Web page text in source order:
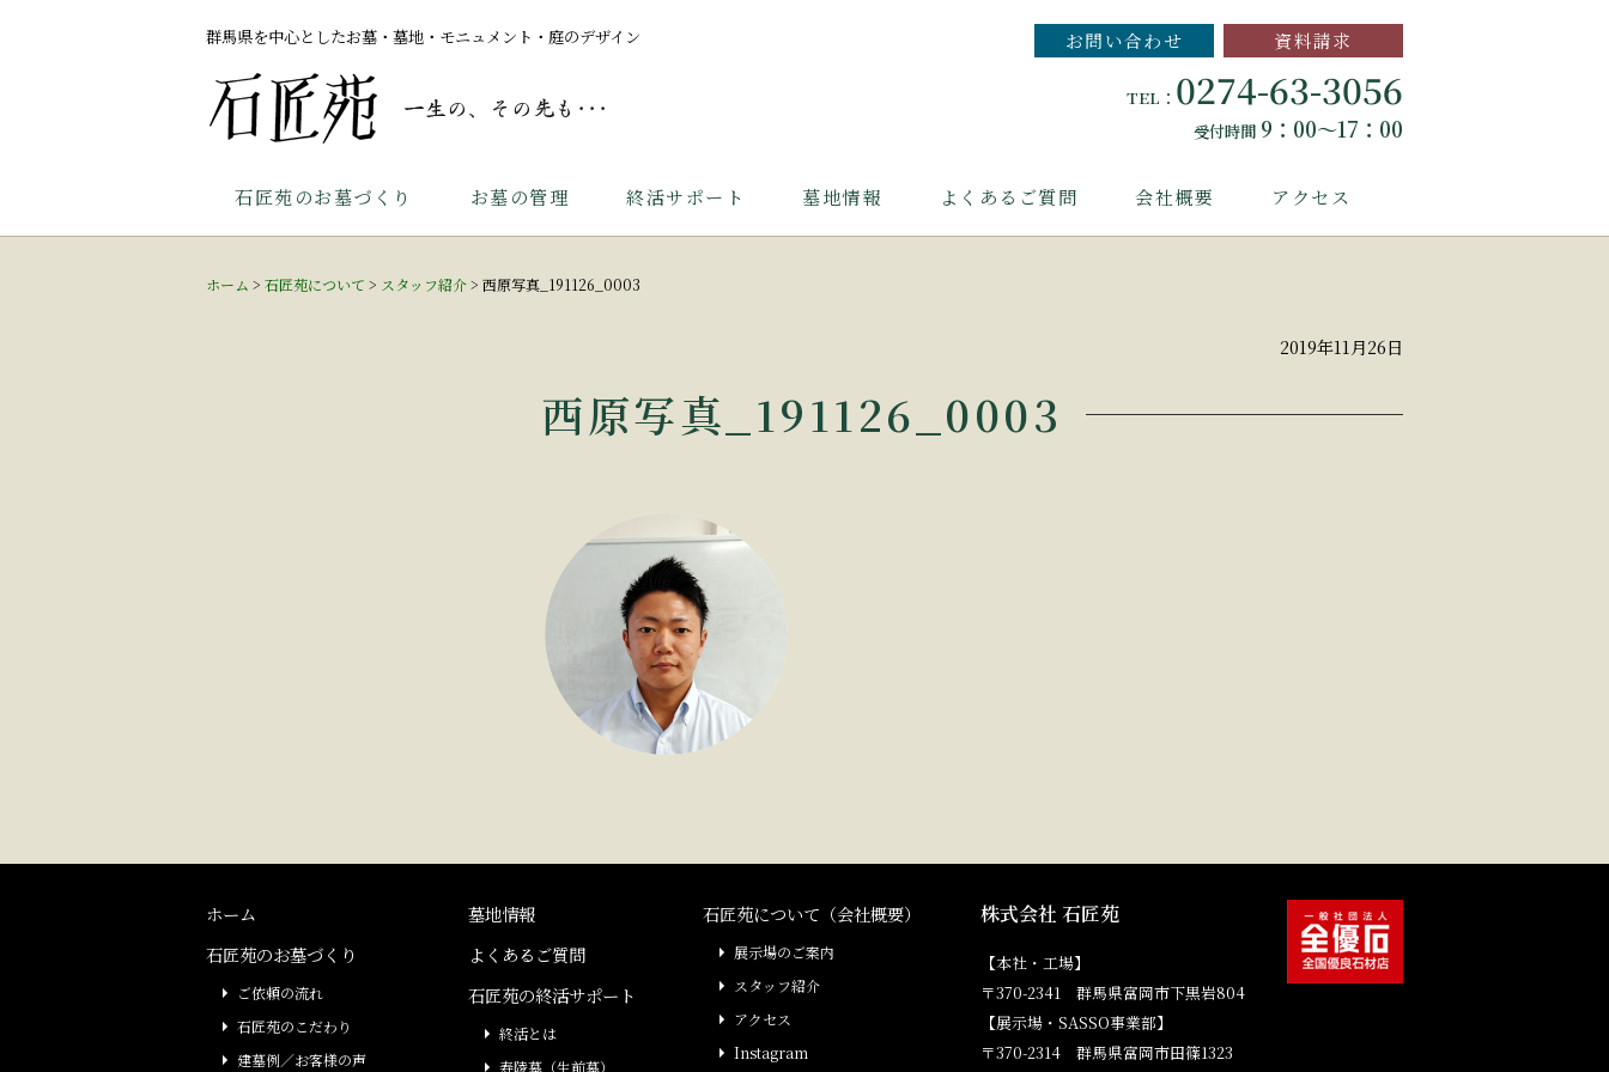
群馬県を中心としたお墓・墓地・モニュメント・庭のデザイン お問い合わせ 資料請求
TEL： 0274-63-3056
受付時間 9：00～17：00
石匠苑のお墓づくり お墓の管理 終活サポート 墓地情報 よくあるご質問 会社概要 アクセス
ホーム > 石匠苑について > スタッフ紹介> 西原写真_191126_0003
2019年11月26日
西原写真_191126_0003
ホーム
石匠苑のお墓づくり
ご依頼の流れ
石匠苑のこだわり
建墓例／お客様の声
墓地情報
よくあるご質問
石匠苑の終活サポート
終活とは
寿陵墓（生前墓）
石匠苑について（会社概要）
展示場のご案内
スタッフ紹介
アクセス
Instagram
株式会社 石匠苑
【本社・工場】
〒370-2341 群馬県富岡市下黒岩804
【展示場・SASSO事業部】
〒370-2314 群馬県富岡市田篠1323